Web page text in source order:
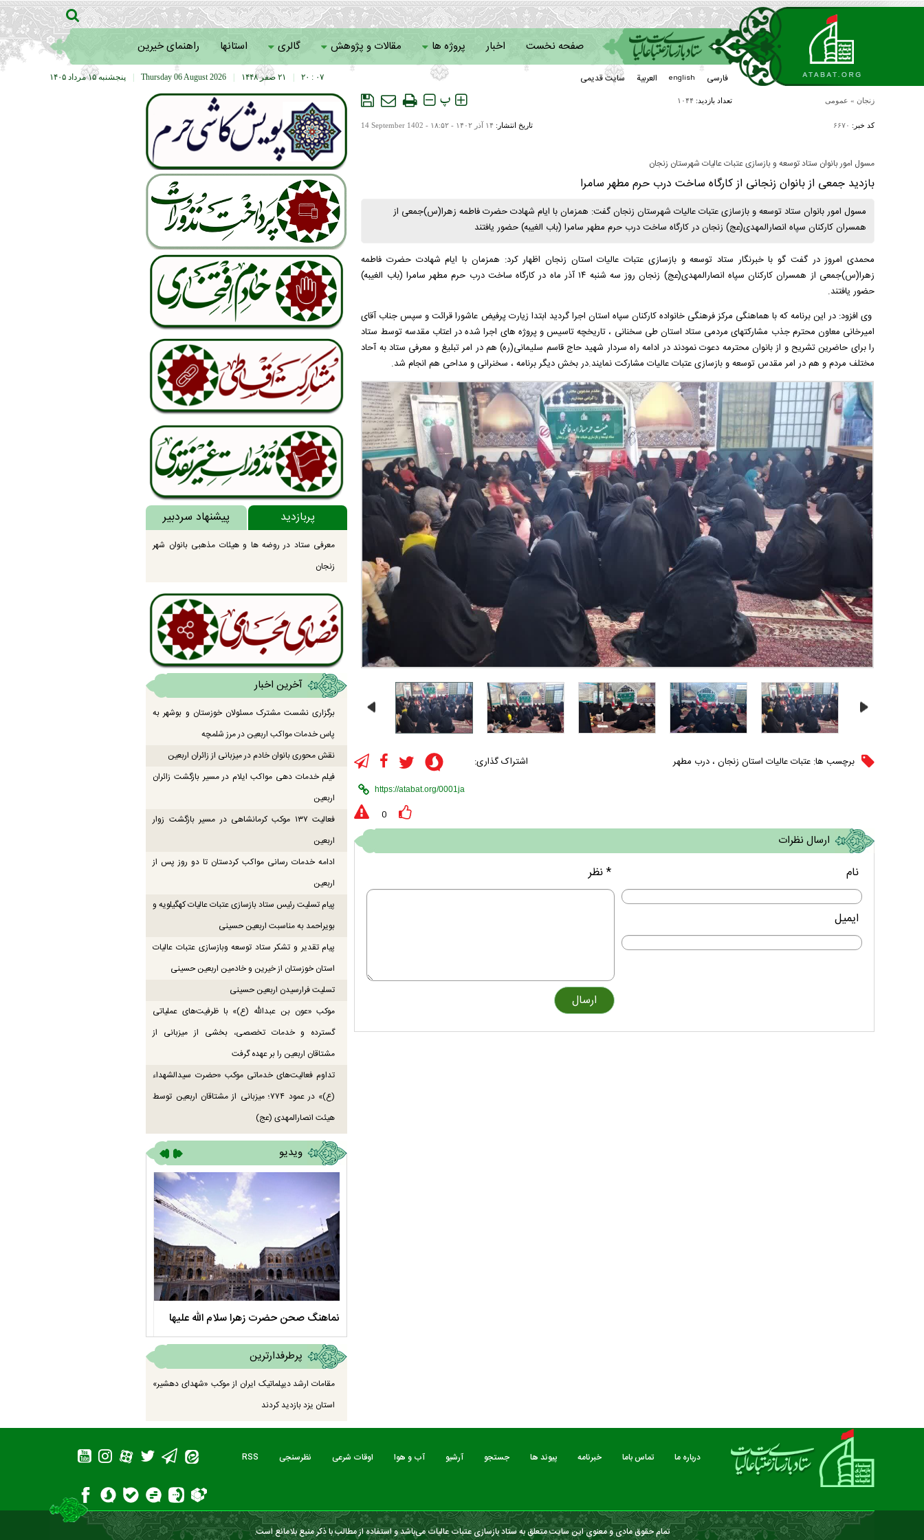
صفحه نخست اخبار پروژه ها مقالات و پژوهش گالری استانها راهنمای خیرین
سامانه خادمان فارسی english العربیة سایت قدیمی پنجشنبه ۱۵ مرداد ۱۴۰۵ Thursday 06 August 2026 ۲۱ صفر ۱۴۴۸ ۰۷ : ۲۰
زنجان » عمومی تعداد بازدید: ۱۰۴۴ پ
کد خبر: ۶۶۷۰ تاریخ انتشار: ۱۴ آذر ۱۴۰۲ - ۱۸:۵۲ - 14 September 1402
مسول امور بانوان ستاد توسعه و بازسازی عتبات عالیات شهرستان زنجان
بازدید جمعی از بانوان زنجانی از کارگاه ساخت درب حرم مطهر سامرا
مسول امور بانوان ستاد توسعه و بازسازی عتبات عالیات شهرستان زنجان گفت: همزمان با ایام شهادت حضرت فاطمه زهرا(س)جمعی از
همسران کارکنان سپاه انصارالمهدی(عج) زنجان در کارگاه ساخت درب حرم مطهر سامرا (باب الغیبه) حضور یافتند
محمدی امروز در گفت گو با خبرنگار ستاد توسعه و بازسازی عتبات عالیات استان زنجان اظهار کرد: همزمان با ایام شهادت حضرت فاطمه
زهرا(س)جمعی از همسران کارکنان سپاه انصارالمهدی(عج) زنجان روز سه شنبه ۱۴ آذر ماه در کارگاه ساخت درب حرم مطهر سامرا (باب الغیبه)
حضور یافتند.
وی افزود: در این برنامه که با هماهنگی مرکز فرهنگی خانواده کارکنان سپاه استان اجرا گردید ابتدا زیارت پرفیض عاشورا قرائت و سپس جناب آقای
امیرخانی معاون محترم جذب مشارکتهای مردمی ستاد استان طی سخنانی ، تاریخچه تاسیس و پروژه های اجرا شده در اعتاب مقدسه توسط ستاد
را برای حاضرین تشریح و از بانوان محترمه دعوت نمودند در ادامه راه سردار شهید حاج قاسم سلیمانی(ره) هم در امر تبلیغ و معرفی ستاد به آحاد
مختلف مردم و هم در امر مقدس توسعه و بازسازی عتبات عالیات مشارکت نمایند.در بخش دیگر برنامه ، سخنرانی و مداحی هم انجام شد.
برچسب ها: عتبات عالیات استان زنجان ، درب مطهر اشتراک گذاری:
0
ارسال نظرات
نام
ایمیل
* نظر
پربازدید پیشنهاد سردبیر
معرفی ستاد در روضه ها و هیئات مذهبی بانوان شهر
زنجان
آخرین اخبار
برگزاری نشست مشترک مسئولان خوزستان و بوشهر به
پاس خدمات مواکب اربعین در مرز شلمچه
نقش محوری بانوان خادم در میزبانی از زائران اربعین
فیلم خدمات دهی مواکب ایلام در مسیر بازگشت زائران
اربعین
فعالیت ۱۳۷ موکب کرمانشاهی در مسیر بازگشت زوار
اربعین
ادامه خدمات رسانی مواکب کردستان تا دو روز پس از
اربعین
پیام تسلیت رئیس ستاد بازسازی عتبات عالیات کهگیلویه و
بویراحمد به مناسبت اربعین حسینی
پیام تقدیر و تشکر ستاد توسعه وبازسازی عتبات عالیات
استان خوزستان از خیرین و خادمین اربعین حسینی
تسلیت فرارسیدن اربعین حسینی
موکب «عون بن عبدالله (ع)» با ظرفیت‌های عملیاتی
گسترده و خدمات تخصصی، بخشی از میزبانی از
مشتاقان اربعین را بر عهده گرفت
تداوم فعالیت‌های خدماتی موکب «حضرت سیدالشهداء
(ع)» در عمود ۷۷۴؛ میزبانی از مشتاقان اربعین توسط
هیئت انصارالمهدی (عج)
ویدیو
نماهنگ صحن حضرت زهرا سلام الله علیها
پرطرفدارترین
مقامات ارشد دیپلماتیک ایران از موکب «شهدای دهشیر»
استان یزد بازدید کردند
درباره ما تماس باما خبرنامه پیوند ها جستجو آرشیو آب و هوا اوقات شرعی نظرسنجی RSS
تمام حقوق مادی و معنوی این سایت متعلق به ستاد بازسازی عتبات عالیات می‌باشد و استفاده از مطالب با ذکر منبع بلامانع است.